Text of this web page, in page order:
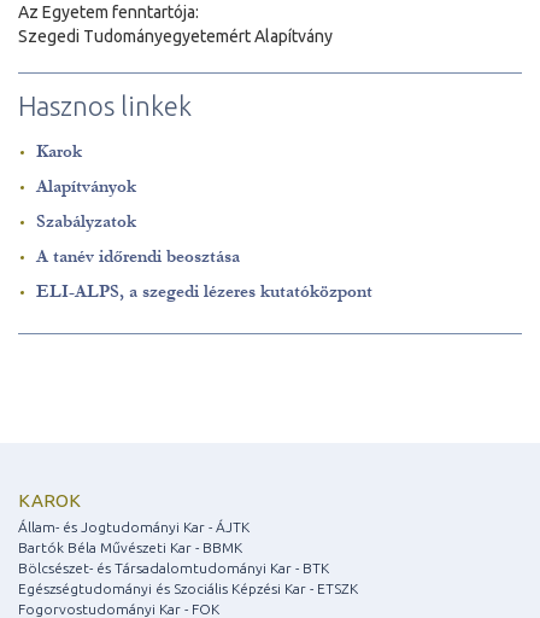
Az Egyetem fenntartója:
Szegedi Tudományegyetemért Alapítvány
Hasznos linkek
Karok
Alapítványok
Szabályzatok
A tanév időrendi beosztása
ELI-ALPS, a szegedi lézeres kutatóközpont
KAROK
Állam- és Jogtudományi Kar - ÁJTK
Bartók Béla Művészeti Kar - BBMK
Bölcsészet- és Társadalomtudományi Kar - BTK
Egészségtudományi és Szociális Képzési Kar - ETSZK
Fogorvostudományi Kar - FOK